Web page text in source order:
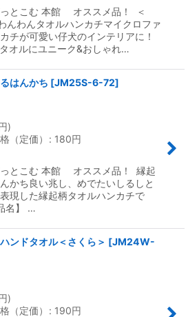
とこむ 本館 オススメ品！ ＜
んわんタオルハンカチマイクロファ
チが可愛い仔犬のインテリアに！
オルにユニーク&おしゃれ…
はんかち [JM25S-6-72]
)
（定価）
: 180円
っとこむ 本館 オススメ品！ 縁起
かち良い兆し、めでたいしるしと
現した縁起柄タオルハンカチで
名】 …
ンドタオル＜さくら＞ [JM24W-
)
（定価）
: 190円